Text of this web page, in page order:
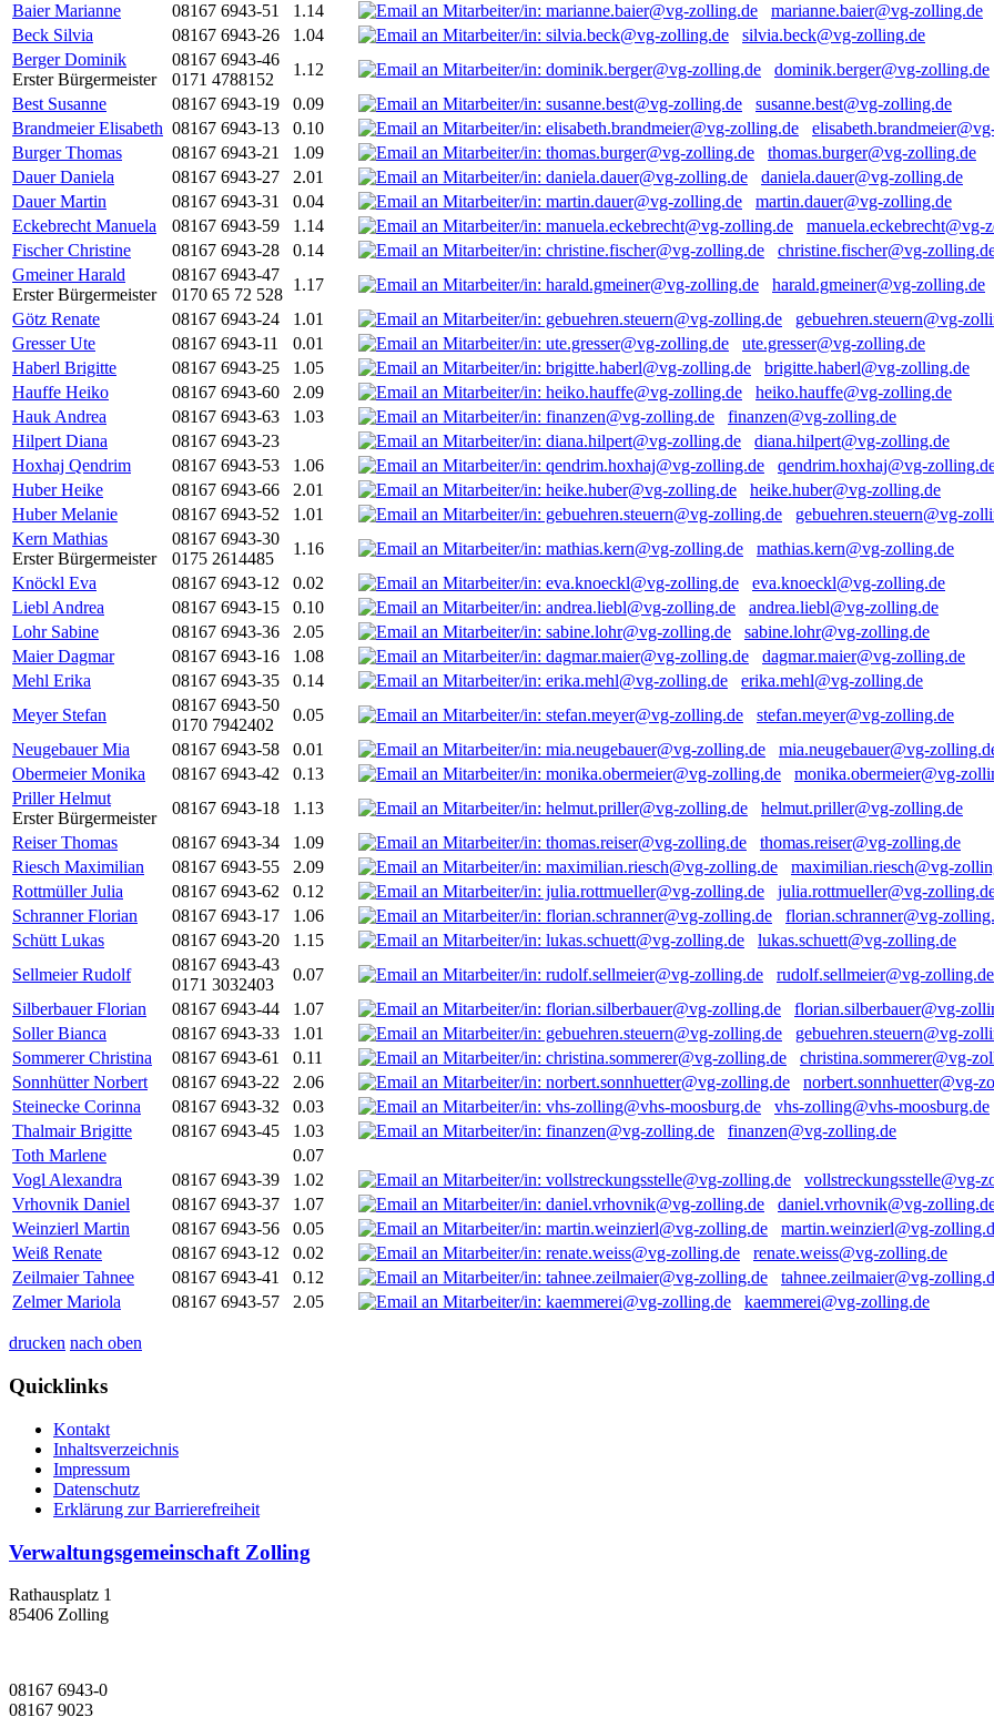
Baier Marianne
08167 6943-51 1.14
marianne.baier@vg-zolling.de
Beck Silvia
08167 6943-26 1.04
silvia.beck@vg-zolling.de
Berger Dominik
Erster Bürgermeister
08167 6943-46
0171 4788152
1.12
dominik.berger@vg-zolling.de
Best Susanne
08167 6943-19 0.09
susanne.best@vg-zolling.de
Brandmeier Elisabeth 08167 6943-13 0.10
Burger Thomas
08167 6943-21 1.09
thomas.burger@vg-zolling.de
Dauer Daniela
08167 6943-27 2.01
daniela.dauer@vg-zolling.de
Dauer Martin
08167 6943-31 0.04
martin.dauer@vg-zolling.de
Eckebrecht Manuela
08167 6943-59 1.14
manuela.eckebrecht@vg-
Fischer Christine
08167 6943-28 0.14
christine.fischer@vg-
Gmeiner Harald
Erster Bürgermeister
08167 6943-47
0170 65 72 528
1.17
harald.gmeiner@vg-zolling.de
Götz Renate
08167 6943-24 1.01
gebuehren.steuern@vg-
Gresser Ute
08167 6943-11 0.01
ute.gresser@vg-zolling.de
Haberl Brigitte
08167 6943-25 1.05
brigitte.haberl@vg-zolling.de
Hauffe Heiko
08167 6943-60 2.09
heiko.hauffe@vg-zolling.de
Hauk Andrea
08167 6943-63 1.03
finanzen@vg-zolling.de
Hilpert Diana
08167 6943-23
diana.hilpert@vg-zolling.de
Hoxhaj Qendrim
08167 6943-53 1.06
qendrim.hoxhaj@vg-
Huber Heike
08167 6943-66 2.01
heike.huber@vg-zolling.de
Huber Melanie
08167 6943-52 1.01
gebuehren.steuern@vg-
Kern Mathias
Erster Bürgermeister
08167 6943-30
0175 2614485
1.16
mathias.kern@vg-zolling.de
Knöckl Eva
08167 6943-12 0.02
eva.knoeckl@vg-zolling.de
Liebl Andrea
08167 6943-15 0.10
andrea.liebl@vg-zolling.de
Lohr Sabine
08167 6943-36 2.05
sabine.lohr@vg-zolling.de
Maier Dagmar
08167 6943-16 1.08
dagmar.maier@vg-zolling.de
Mehl Erika
08167 6943-35 0.14
erika.mehl@vg-zolling.de
Meyer Stefan
08167 6943-50
0170 7942402
0.05
stefan.meyer@vg-zolling.de
Neugebauer Mia
08167 6943-58 0.01
mia.neugebauer@vg-
Obermeier Monika
08167 6943-42 0.13
monika.obermeier@vg-
Priller Helmut
Erster Bürgermeister
08167 6943-18 1.13
helmut.priller@vg-zolling.de
Reiser Thomas
08167 6943-34 1.09
thomas.reiser@vg-zolling.de
Riesch Maximilian
08167 6943-55 2.09
maximilian.riesch@vg-
Rottmüller Julia
08167 6943-62 0.12
julia.rottmueller@vg-
Schranner Florian
08167 6943-17 1.06
florian.schranner@vg-
Schütt Lukas
08167 6943-20 1.15
lukas.schuett@vg-zolling.de
Sellmeier Rudolf
08167 6943-43
0171 3032403
0.07
rudolf.sellmeier@vg-zolling.de
Silberbauer Florian
08167 6943-44 1.07
florian.silberbauer@vg-
Soller Bianca
08167 6943-33 1.01
gebuehren.steuern@vg-
Sommerer Christina
08167 6943-61 0.11
christina.sommerer@vg-
Sonnhütter Norbert
08167 6943-22 2.06
norbert.sonnhuetter@vg-
Steinecke Corinna
08167 6943-32 0.03
vhs-zolling@vhs-moosburg.de
Thalmair Brigitte
08167 6943-45 1.03
finanzen@vg-zolling.de
Toth Marlene
0.07
Vogl Alexandra
08167 6943-39 1.02
vollstreckungsstelle@vg-
Vrhovnik Daniel
08167 6943-37 1.07
daniel.vrhovnik@vg-
Weinzierl Martin
08167 6943-56 0.05
martin.weinzierl@vg-
Weiß Renate
08167 6943-12 0.02
renate.weiss@vg-zolling.de
Zeilmaier Tahnee
08167 6943-41 0.12
tahnee.zeilmaier@vg-
Zelmer Mariola
08167 6943-57 2.05 kaemmerei@vg-zolling.de
drucken nach oben
Quicklinks
Kontakt
Inhaltsverzeichnis
Impressum
Datenschutz
Erklärung zur Barrierefreiheit
Verwaltungsgemeinschaft Zolling
Rathausplatz 1
85406 Zolling
08167 6943-0
08167 9023